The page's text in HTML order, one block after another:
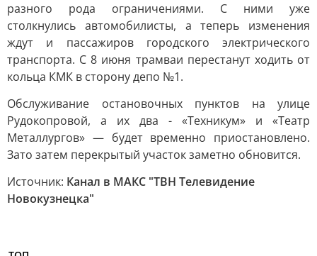
разного рода ограничениями. С ними уже
столкнулись автомобилисты, а теперь изменения
ждут и пассажиров городского электрического
транспорта. С 8 июня трамваи перестанут ходить от
кольца КМК в сторону депо №1.
Обслуживание остановочных пунктов на улице
Рудокопровой, а их два - «Техникум» и «Театр
Металлургов» — будет временно приостановлено.
Зато затем перекрытый участок заметно обновится.
Источник: Канал в МАКС "ТВН Телевидение
Новокузнецка"